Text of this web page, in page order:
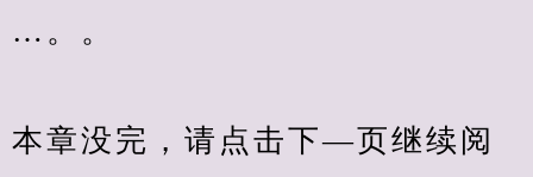
…。。
本章没完，请点击下—页继续阅